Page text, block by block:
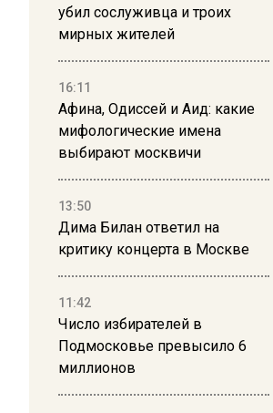
убил сослуживца и троих
мирных жителей
16:11
Афина, Одиссей и Аид: какие
мифологические имена
выбирают москвичи
13:50
Дима Билан ответил на
критику концерта в Москве
11:42
Число избирателей в
Подмосковье превысило 6
миллионов